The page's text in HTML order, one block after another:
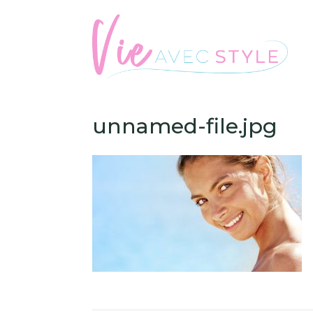
unnamed-file.jpg